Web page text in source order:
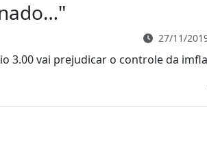
"
27/11/
3.00 vai prejudicar o controle da